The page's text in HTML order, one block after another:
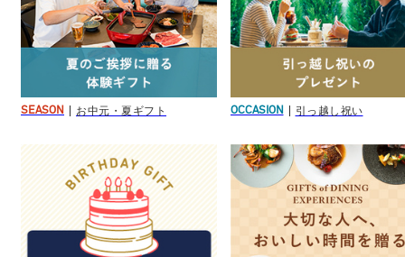
SEASON お中元・夏ギフト OCCASION 引っ越し祝い